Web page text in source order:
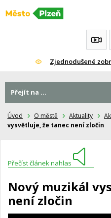
Přeskočit
Zjednodušené
Úvod O městě Aktuality
vysvětluje, že tanec není zločin
Přečíst článek nahlas
Nový muzikál
není zločin
Přejít na ...